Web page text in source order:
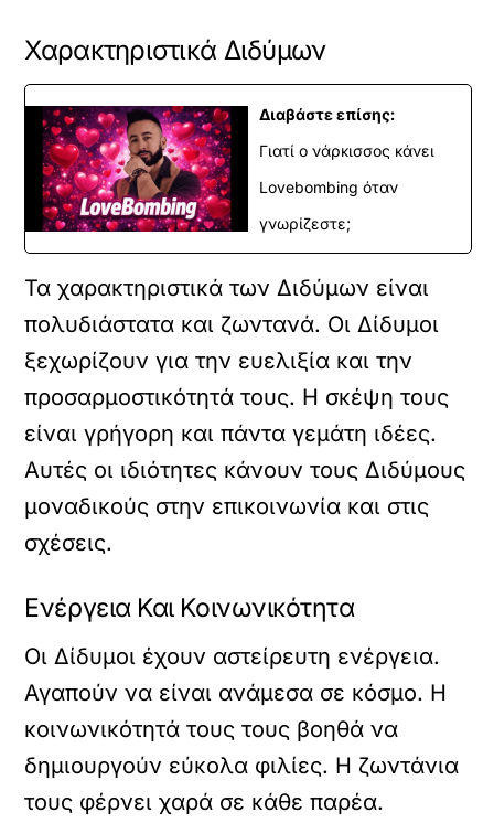
Χαρακτηριστικά Διδύμων
Διαβάστε επίσης:
Γιατί ο νάρκισσος κάνει
Lovebombing όταν
γνωρίζεστε;
Τα χαρακτηριστικά των Διδύμων είναι
πολυδιάστατα και ζωντανά. Οι Δίδυμοι
ξεχωρίζουν για την ευελιξία και την
προσαρμοστικότητά τους. Η σκέψη τους
είναι γρήγορη και πάντα γεμάτη ιδέες.
Αυτές οι ιδιότητες κάνουν τους Διδύμους
μοναδικούς στην επικοινωνία και στις
σχέσεις.
Ενέργεια Και Κοινωνικότητα
Οι Δίδυμοι έχουν αστείρευτη ενέργεια.
Αγαπούν να είναι ανάμεσα σε κόσμο. Η
κοινωνικότητά τους τους βοηθά να
δημιουργούν εύκολα φιλίες. Η ζωντάνια
τους φέρνει χαρά σε κάθε παρέα.